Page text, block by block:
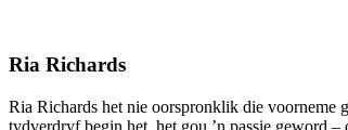
Ria Richards
Ria Richards het nie oorspronklik die voorneme
tydverdryf begin het, het gou ’n passie geword